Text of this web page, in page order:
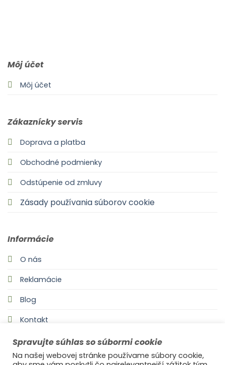
Môj účet
Môj účet
Zákaznícky servis
Doprava a platba
Obchodné podmienky
Odstúpenie od zmluvy
Zásady používania súborov cookie
Informácie
O nás
Reklamácie
Blog
Kontakt
Spravujte súhlas so súbormi cookie
Na našej webovej stránke používame súbory cookie,